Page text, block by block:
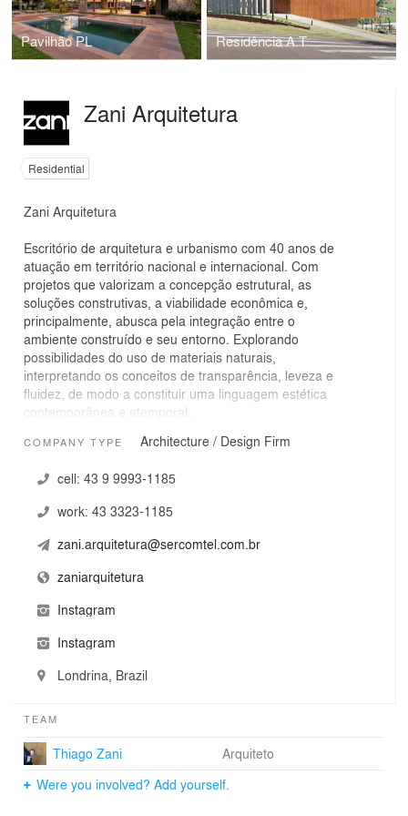
Pavilhão PL Residência A.T
Zani Arquitetura
Residential
Zani Arquitetura
Escritório de arquitetura e urbanismo com 40 anos de
atuação em território nacional e internacional. Com
projetos que valorizam a concepção estrutural, as
soluções construtivas, a viabilidade econômica e,
principalmente, abusca pela integração entre o
ambiente construído e seu entorno. Explorando
possibilidades do uso de materiais naturais,
interpretando os conceitos de transparência, leveza e
fluidez, de modo a constituir uma linguagem estética
contemporânea e atemporal.
COMPANY TYPE Architecture / Design Firm
cell: 43 9 9993-1185
work: 43 3323-1185
zani.arquitetura@sercomtel.com.br
zaniarquitetura
Instagram
Instagram
Londrina, Brazil
TEAM
Thiago Zani
Arquiteto
Were you involved? Add yourself.